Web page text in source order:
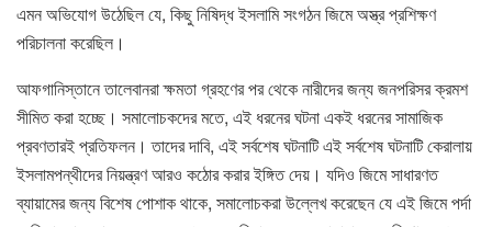
এমন অভিযোগ উঠেছিল যে, কিছু নিষিদ্ধ ইসলামি সংগঠন জিমে অস্ত্র প্রশিক্ষণ
পরিচালনা করেছিল।
আফগানিস্তানে তালেবানরা ক্ষমতা গ্রহণের পর থেকে নারীদের জন্য জনপরিসর ক্রমশ
সীমিত করা হচ্ছে। সমালোচকদের মতে, এই ধরনের ঘটনা একই ধরনের সামাজিক
প্রবণতারই প্রতিফলন। তাদের দাবি, এই সর্বশেষ ঘটনাটি এই সর্বশেষ ঘটনাটি কেরালায়
ইসলামপন্থীদের নিয়ন্ত্রণ আরও কঠোর করার ইঙ্গিত দেয়। যদিও জিমে সাধারণত
ব্যায়ামের জন্য বিশেষ পোশাক থাকে, সমালোচকরা উল্লেখ করেছেন যে এই জিমে পর্দা